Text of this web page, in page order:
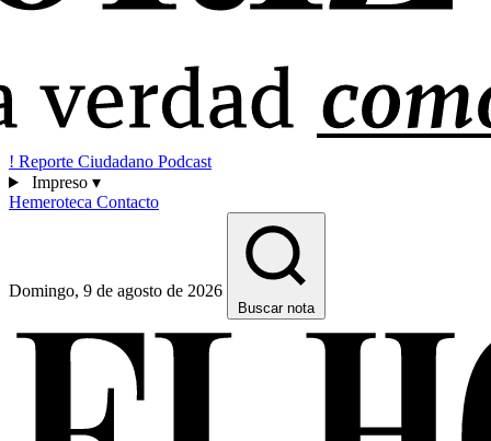
! Reporte Ciudadano Podcast
Impreso ▾
Hemeroteca Contacto
Domingo, 9 de agosto de 2026
Buscar nota